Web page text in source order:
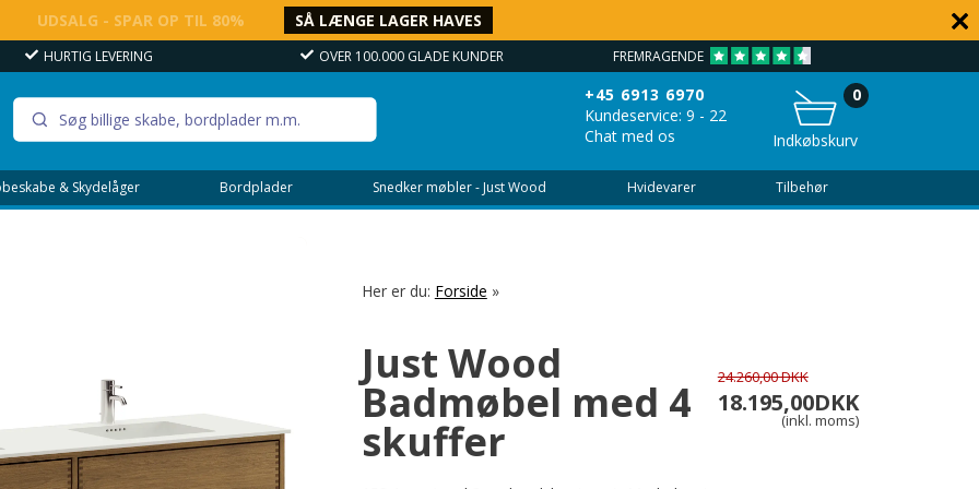
UDSALG - SPAR OP TIL 80% SÅ LÆNGE LAGER HAVES
OVER 100.000 GLADE KUNDER FREMRAGENDE VEJLEDNING - 7 DAGE OM UGEN 9 - 22
+45 6913 6970
Kundeservice: 9 - 22
Chat med os
Indkøbskurv
0
& Skydelåger Bordplader Snedker møbler - Just Wood Hvidevarer Tilbehør
Her er du: Forside »
Just Wood
Badmøbel med 4
skuffer
24.260,00 DKK
18.195,00DKK
(inkl. moms)